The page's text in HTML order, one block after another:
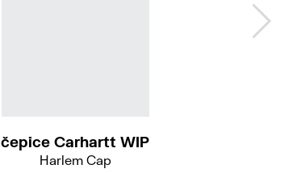
čepice Carhartt WIP
Harlem Cap